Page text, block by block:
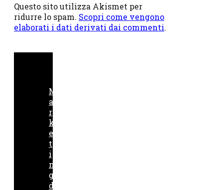
Questo sito utilizza Akismet per
ridurre lo spam. Scopri come vengono
elaborati i dati derivati dai commenti.
M
a
r
k
e
t
i
n
g
d